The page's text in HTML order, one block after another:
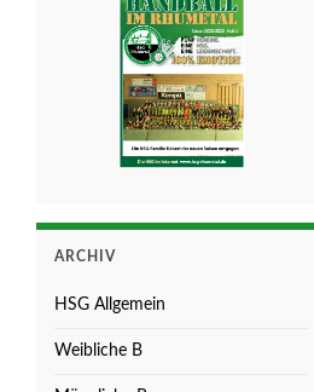
ARCHIV
HSG Allgemein
Weibliche B